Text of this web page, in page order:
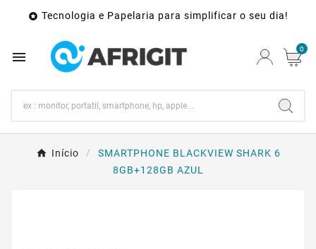
 Tecnologia e Papelaria para simplificar o seu dia!
 0
Início
SMARTPHONE BLACKVIEW SHARK 6
8GB+128GB AZUL